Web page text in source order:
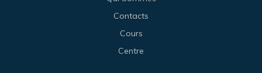
Contacts
Cours
Centre